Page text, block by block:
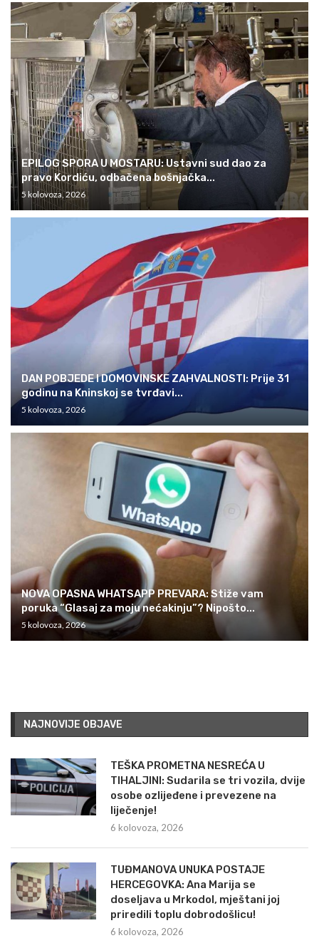
EPILOG SPORA U MOSTARU: Ustavni sud dao za
pravo Kordiću, odbačena bošnjačka...
5 kolovoza, 2026
DAN POBJEDE I DOMOVINSKE ZAHVALNOSTI: Prije 31
godinu na Kninskoj se tvrđavi...
5 kolovoza, 2026
NOVA OPASNA WHATSAPP PREVARA: Stiže vam
poruka “Glasaj za moju nećakinju”? Nipošto...
5 kolovoza, 2026
NAJNOVIJE OBJAVE
TEŠKA PROMETNA NESREĆA U
TIHALJINI: Sudarila se tri vozila, dvije
osobe ozlijeđene i prevezene na
liječenje!
6 kolovoza, 2026
TUĐMANOVA UNUKA POSTAJE
HERCEGOVKA: Ana Marija se
doseljava u Mrkodol, mještani joj
priredili toplu dobrodošlicu!
6 kolovoza, 2026